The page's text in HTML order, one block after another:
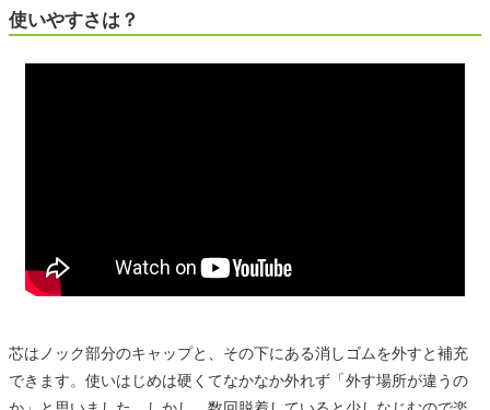
使いやすさは？
芯はノック部分のキャップと、その下にある消しゴムを外すと補充
できます。使いはじめは硬くてなかなか外れず「外す場所が違うの